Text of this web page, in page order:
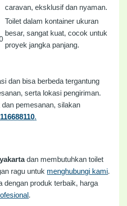
caravan, eksklusif dan nyaman.
Toilet dalam kontainer ukuran
besar, sangat kuat, cocok untuk
proyek jangka panjang.
dan bisa berbeda tergantung
serta lokasi pengiriman.
pemesanan, silakan
.
dan membutuhkan toilet
ragu untuk menghubungi kami.
dengan produk terbaik, harga
.